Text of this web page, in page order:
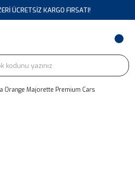
ÜCRETSİZ KARGO FIRSATI!